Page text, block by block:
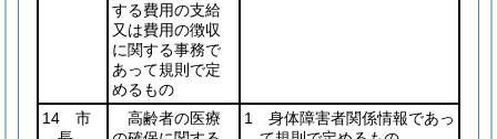
する費用の支給
又は費用の徴収
に関する事務で
あって規則で定
めるもの
14 市
高齢者の医療
1 身体障害者関係情報であっ